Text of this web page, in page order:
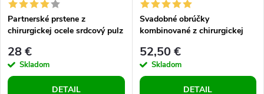
Partnerské prstene z
chirurgickej ocele srdcový pulz
28 €
Skladom
DETAIL
Svadobné obrúčky
kombinované z chirurgickej
52,50 €
Skladom
DETAIL